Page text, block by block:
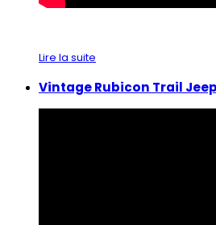
Lire la suite
Vintage Rubicon Trail